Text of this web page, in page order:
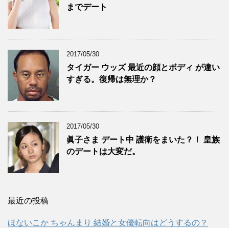
までデート
2017/05/30
タイガー ウッズ 最近の顔とボディ が違い
すぎる。復帰は無理か？
2017/05/30
眞子さま デート中 護衛をまいた？！ 皇族
のデートは大変だ。
最近の投稿
ほないこか ちゃんまり 結婚と女優転向はどうするの？